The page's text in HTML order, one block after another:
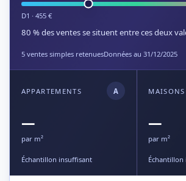
D1 · 455 €
80 % des ventes se situent entre ces deux
5 ventes simples retenuesDonnées au 31/12/2025
APPARTEMENTS A
—
par m²
Échantillon insuffisant
MAISONS
—
par m²